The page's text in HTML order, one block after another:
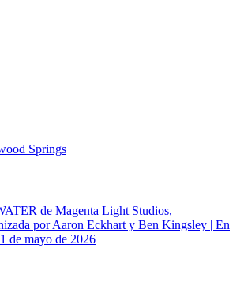
de Magenta Light Studios,
por Aaron Eckhart y Ben Kingsley | En
de mayo de 2026